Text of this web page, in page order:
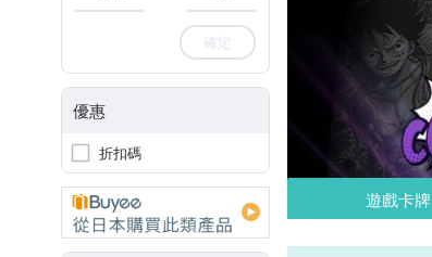
確定
優惠
折扣碼
遊戲卡牌